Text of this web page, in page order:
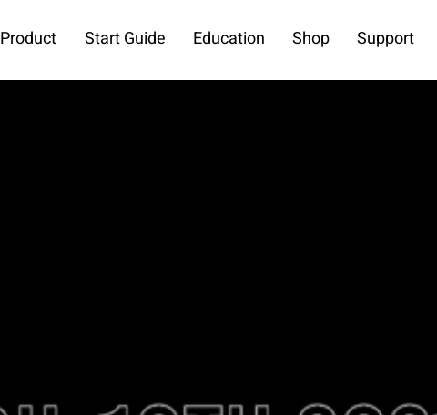
Product Start Guide Education Shop Support